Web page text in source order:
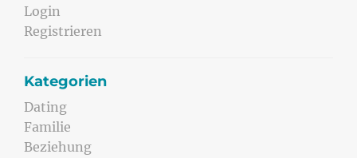
Login
Registrieren
Kategorien
Dating
Familie
Beziehung